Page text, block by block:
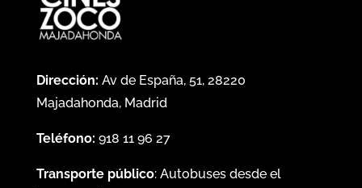
Dirección: Av de España, 51, 28220
Majadahonda, Madrid
Teléfono: 918 11 96 27
Transporte público: Autobuses desde el